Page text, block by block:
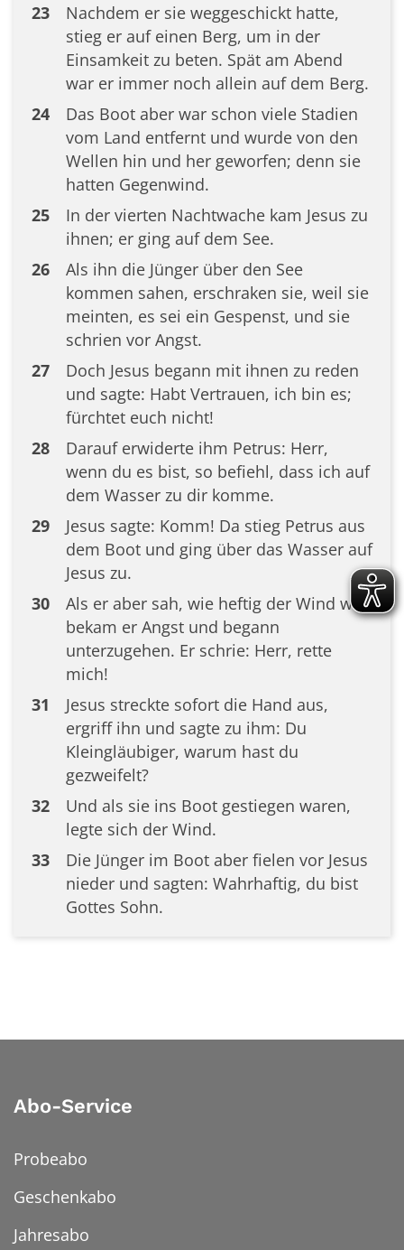
23
Nachdem er sie weggeschickt hatte,
stieg er auf einen Berg, um in der
Einsamkeit zu beten. Spät am Abend
war er immer noch allein auf dem Berg.
24
Das Boot aber war schon viele Stadien
vom Land entfernt und wurde von den
Wellen hin und her geworfen; denn sie
hatten Gegenwind.
25
In der vierten Nachtwache kam Jesus zu
ihnen; er ging auf dem See.
26
Als ihn die Jünger über den See
kommen sahen, erschraken sie, weil sie
meinten, es sei ein Gespenst, und sie
schrien vor Angst.
27
Doch Jesus begann mit ihnen zu reden
und sagte: Habt Vertrauen, ich bin es;
fürchtet euch nicht!
28
Darauf erwiderte ihm Petrus: Herr,
wenn du es bist, so befiehl, dass ich auf
dem Wasser zu dir komme.
29
Jesus sagte: Komm! Da stieg Petrus aus
dem Boot und ging über das Wasser auf
Jesus zu.
30
Als er aber sah, wie heftig der Wind war,
bekam er Angst und begann
unterzugehen. Er schrie: Herr, rette
mich!
31
Jesus streckte sofort die Hand aus,
ergriff ihn und sagte zu ihm: Du
Kleingläubiger, warum hast du
gezweifelt?
32
Und als sie ins Boot gestiegen waren,
legte sich der Wind.
33
Die Jünger im Boot aber fielen vor Jesus
nieder und sagten: Wahrhaftig, du bist
Gottes Sohn.
Abo-Service
Probeabo
Geschenkabo
Jahresabo